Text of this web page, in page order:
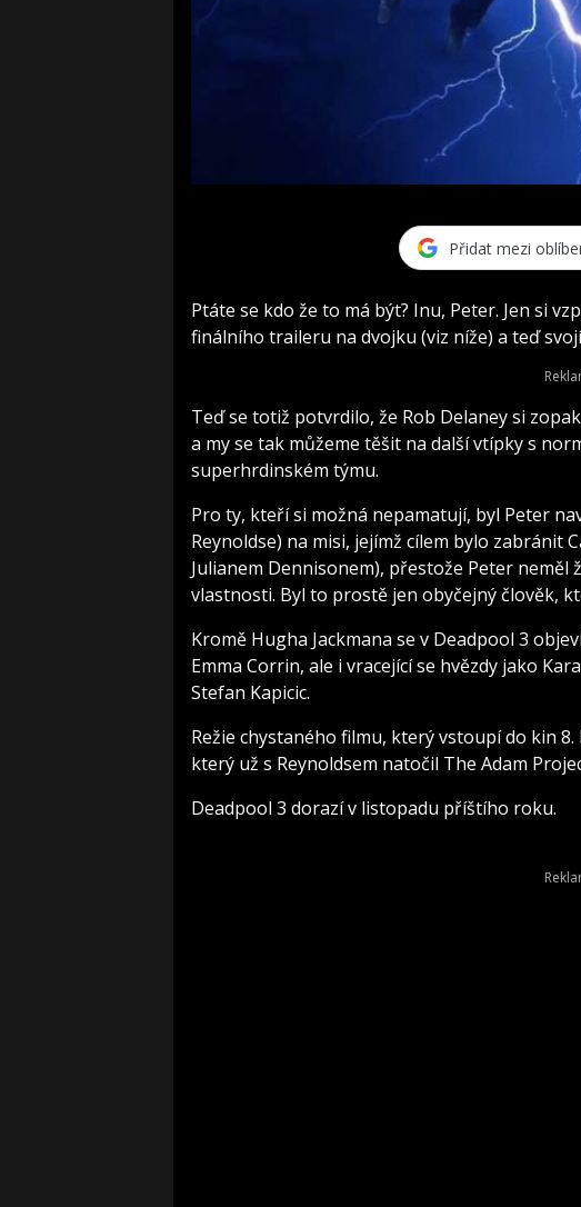
Přidat mezi
Ptáte se kdo že to má být? Inu, Peter. Jen si
finálního traileru na dvojku (viz níže) a teď
Teď se totiž potvrdilo, že Rob Delaney si
a my se tak můžeme těšit na další vtípky s
superhrdinském týmu.
Pro ty, kteří si možná nepamatují, byl Peter
Reynoldse) na misi, jejímž cílem bylo zabránit
Julianem Dennisonem), přestože Peter
vlastnosti. Byl to prostě jen obyčejný člověk,
Kromě Hugha Jackmana se v Deadpool 3
Emma Corrin, ale i vracející se hvězdy jako
Stefan Kapicic.
Režie chystaného filmu, který vstoupí do kin
který už s Reynoldsem natočil The Adam
Deadpool 3 dorazí v listopadu příštího roku.